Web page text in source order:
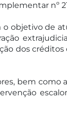
nº
objetivo de
dos
bem como